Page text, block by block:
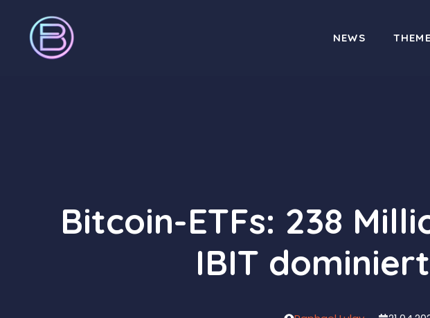
Inhalt
springen
NEWS
Bitcoin-ETFs: 238
IBIT